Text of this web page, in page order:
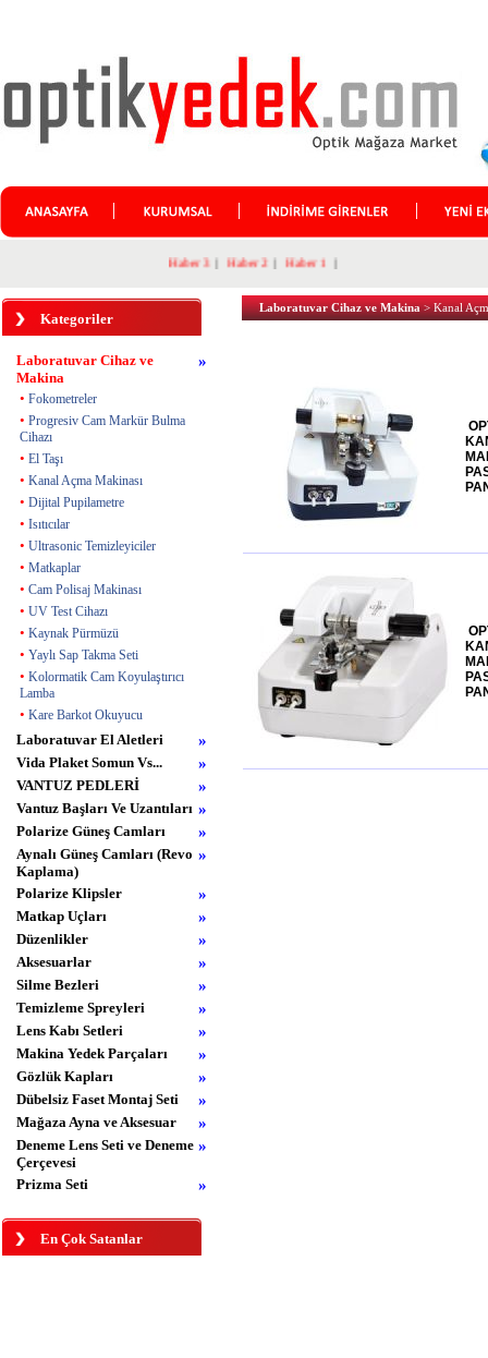
Haber 3| Haber 2| Haber 1|
Kategoriler
Laboratuvar Cihaz ve
Makina
• Fokometreler
• Progresiv Cam Markür Bulma
Cihazı
• El Taşı
• Kanal Açma Makinası
• Dijital Pupilametre
• Isıtıcılar
• Ultrasonic Temizleyiciler
• Matkaplar
• Cam Polisaj Makinası
• UV Test Cihazı
• Kaynak Pürmüzü
• Yaylı Sap Takma Seti
• Kolormatik Cam Koyulaştırıcı
Lamba
• Kare Barkot Okuyucu
»
Laboratuvar El Aletleri »
Vida Plaket Somun Vs... »
VANTUZ PEDLERİ »
Vantuz Başları Ve Uzantıları »
Polarize Güneş Camları »
Aynalı Güneş Camları (Revo
Kaplama)
»
Polarize Klipsler »
Matkap Uçları »
Düzenlikler »
Aksesuarlar »
Silme Bezleri »
Temizleme Spreyleri »
Lens Kabı Setleri »
Makina Yedek Parçaları »
Gözlük Kapları »
Dübelsiz Faset Montaj Seti »
Mağaza Ayna ve Aksesuar »
Deneme Lens Seti ve Deneme
Çerçevesi
»
Prizma Seti »
En Çok Satanlar
Laboratuvar Cihaz ve Makina> Kanal